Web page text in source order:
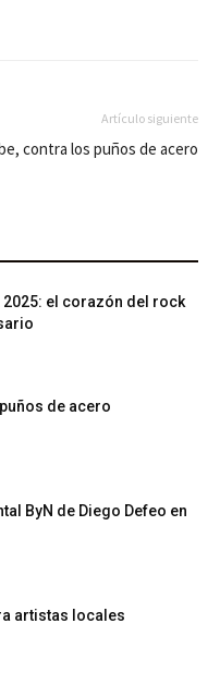
Artículo siguiente
contra los puños de acero
2025: el corazón del rock
de acero
ByN de Diego Defeo en
artistas locales